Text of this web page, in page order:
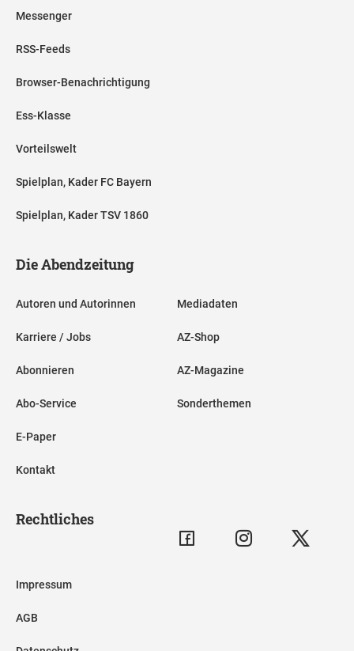
Messenger
RSS-Feeds
Browser-Benachrichtigung
Ess-Klasse
Vorteilswelt
Spielplan, Kader FC Bayern
Spielplan, Kader TSV 1860
Die Abendzeitung
Autoren und Autorinnen
Karriere / Jobs
Abonnieren
Abo-Service
E-Paper
Kontakt
Mediadaten
AZ-Shop
AZ-Magazine
Sonderthemen
Rechtliches
Impressum
AGB